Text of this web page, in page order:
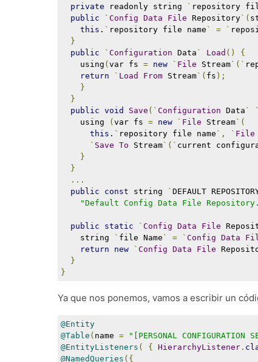
private readonly string ` repository
public
` Config Data File Repository`(
this . ` repository file name ` = `
}
public
` Configuration Data ` Load ()
{
using (var fs = new ` File Stream`(`
return
` Load From Stream`( fs );
}
}
public void Save (` Configuration Data ` `
using
(var fs = new ` File Stream`(
this . ` repository file name `, ` File
` Save To Stream`(` current
}
}
...
public
const string ` DEFAULT
"Default Config Data File
public static ` Config Data File
string
` file Name ` = ` Config Data
return
new ` Config Data File
}
}
Ya que nos ponemos, vamos a escribir un
@Entity
@Table ( name = "[PERSONAL CONFIGURATION
@EntityListeners ( { HierarchyListener.
@NamedQueries ({